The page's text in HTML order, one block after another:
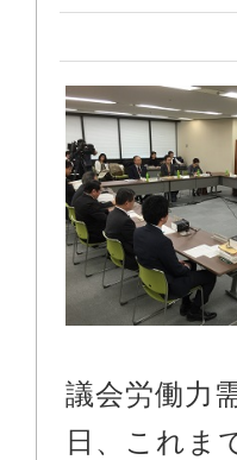
議会労働力
日、これま